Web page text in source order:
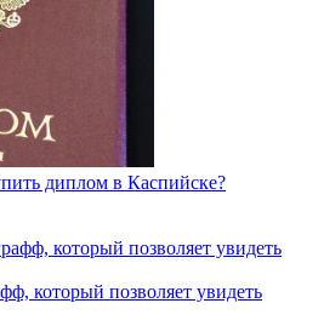
диплом в Каспийске?
который позволяет увидеть